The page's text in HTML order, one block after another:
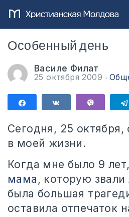
Особенный день
Василе Филат
25 октября 2009
ПоделитьсяПоделиться
Сегодня, 25
в моей жизни.
Когда мне было 9 лет,
мама , которую
была большая
оставила отпечаток